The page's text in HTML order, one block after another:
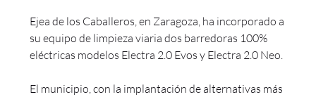
Ejea de los Caballeros, en Zaragoza, ha incorporado a
su equipo de limpieza viaria dos barredoras 100%
eléctricas modelos Electra 2.0 Evos y Electra 2.0 Neo.
El municipio, con la implantación de alternativas más